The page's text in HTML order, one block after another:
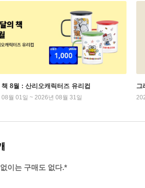
책 8월 : 산리오캐릭터즈 유리컵
월 01일 ~ 2026년 08월 31일
그
이는 구매도 없다.*